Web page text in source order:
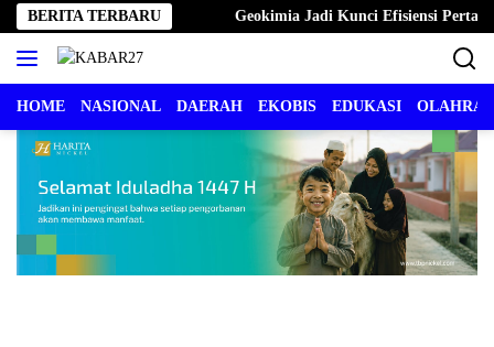
Langsung
ke
konten
BERITA TERBARU
Temui Menkes RI Geokimia Jadi Kunci Efisiensi
HOME NASIONAL DAERAH EKOBIS EDUKASI